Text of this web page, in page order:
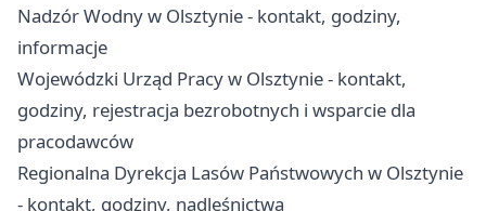
Nadzór Wodny w Olsztynie - kontakt, godziny,
informacje
Wojewódzki Urząd Pracy w Olsztynie - kontakt,
godziny, rejestracja bezrobotnych i wsparcie dla
pracodawców
Regionalna Dyrekcja Lasów Państwowych w Olsztynie
- kontakt, godziny, nadleśnictwa